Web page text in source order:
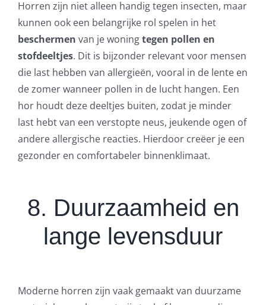
Horren zijn niet alleen handig tegen insecten, maar
kunnen ook een belangrijke rol spelen in het
beschermen van je woningtegen pollen en
stofdeeltjes. Dit is bijzonder relevant voor mensen
die last hebben van allergieën, vooral in de lente en
de zomer wanneer pollen in de lucht hangen. Een
hor houdt deze deeltjes buiten, zodat je minder
last hebt van een verstopte neus, jeukende ogen of
andere allergische reacties. Hierdoor creëer je een
gezonder en comfortabeler binnenklimaat.
8. Duurzaamheid en
lange levensduur
Moderne horren zijn vaak gemaakt van duurzame